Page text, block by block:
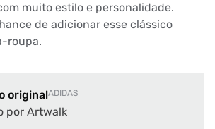
muito estilo e personalidade.
de adicionar esse clássico
roupa.
originalADIDAS
por Artwalk